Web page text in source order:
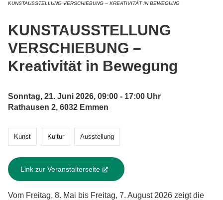
KUNSTAUSSTELLUNG VERSCHIEBUNG – KREATIVITÄT IN BEWEGUNG
KUNSTAUSSTELLUNG
VERSCHIEBUNG –
Kreativität in Bewegung
Sonntag, 21. Juni 2026, 09:00 - 17:00 Uhr
Rathausen 2, 6032 Emmen
Kunst Kultur Ausstellung
Link zur Veranstalterseite (External Link)
Vom Freitag, 8. Mai bis Freitag, 7. August 2026 zeigt die